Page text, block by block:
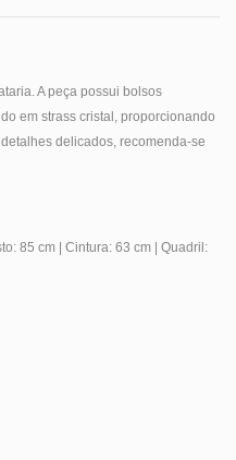
A peça possui bolsos
em strass cristal, proporcionando
delicados, recomenda-se
85 cm | Cintura: 63 cm | Quadril: